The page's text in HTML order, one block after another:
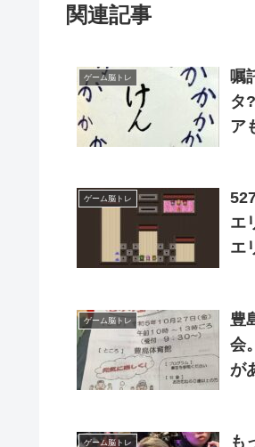
関連記事
ゲーム脳トレ
嘱託
タ?
ア
ゲーム脳トレ
エ
エ
ゲーム脳トレ
豊
会
が
ゲーム脳トレ
も